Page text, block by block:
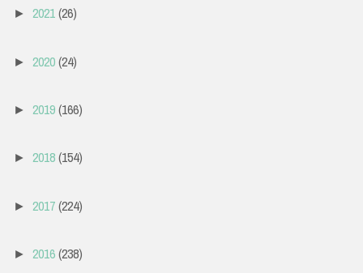
► 2021(26)
► 2020(24)
► 2019(166)
► 2018(154)
► 2017(224)
► 2016(238)